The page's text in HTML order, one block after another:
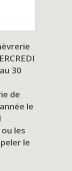
30
de
le
les
le